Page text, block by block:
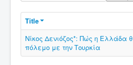
Title
Νίκος Δενιόζος*: Πώς η Ελλάδα
πόλεμο με την Τουρκία